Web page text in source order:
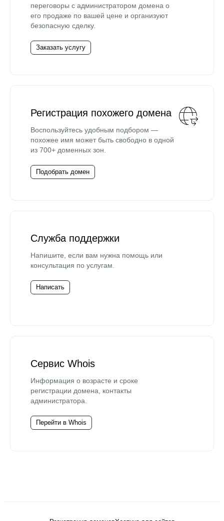
переговоры с администратором домена о
его продаже по вашей цене и организуют
безопасную сделку.
Заказать услугу
Регистрация похожего домена
Воспользуйтесь удобным подбором —
похожее имя может быть свободно в одной
из 700+ доменных зон.
Подобрать домен
Служба поддержки
Напишите, если вам нужна помощь или
консультация по услугам.
Написать
Сервис Whois
Информация о возрасте и сроке
регистрации домена, контакты
администратора.
Перейти в Whois